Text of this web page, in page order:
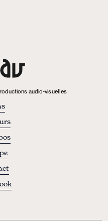
audio-visuelles